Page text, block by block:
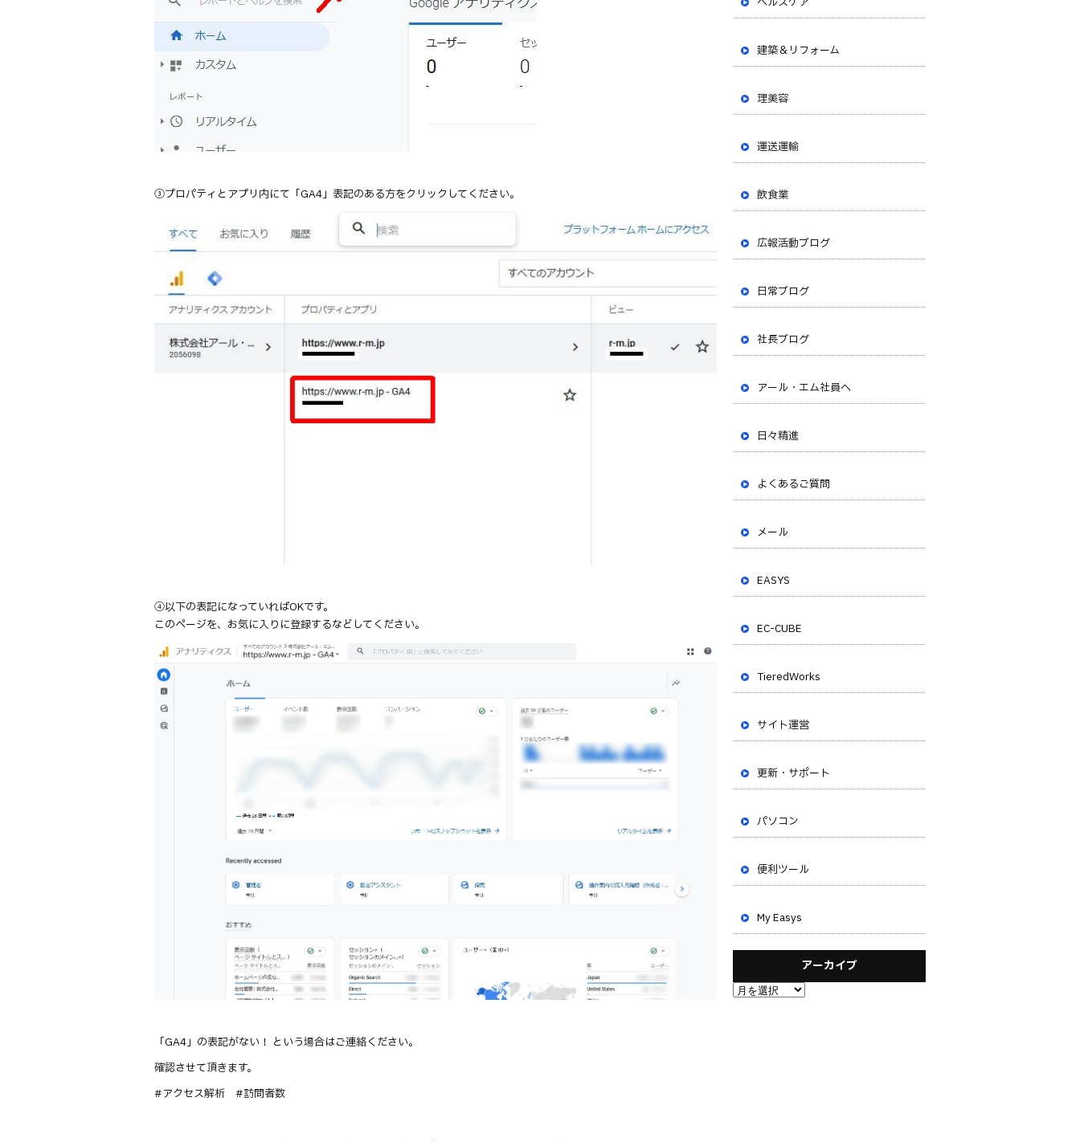
③プロパティとアプリ内にて「GA4」表記のある方をクリックしてください。
④以下の表記になっていればOKです。
このページを、お気に入りに登録するなどしてください。
「GA4」の表記がない！ という場合はご連絡ください。
確認させて頂きます。
#アクセス解析 #訪問者数
建築＆リフォーム
理美容
運送運輸
飲食業
広報活動ブログ
日常ブログ
社長ブログ
アール・エム社員へ
日々精進
よくあるご質問
メール
EASYS
EC-CUBE
TieredWorks
サイト運営
更新・サポート
パソコン
便利ツール
My Easys
アーカイブ